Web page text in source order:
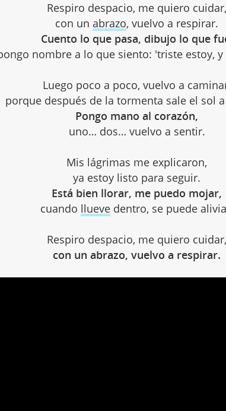
Respiro despacio, me quiero cuidar,
con un abrazo, vuelvo a respirar.
Cuento lo que pasa, dibujo lo que
nombre a lo que siento: 'triste estoy, y
Luego poco a poco, vuelvo a
porque después de la tormenta sale el sol
Pongo mano al corazón,
uno… dos… vuelvo a sentir.
Mis lágrimas me explicaron,
ya estoy listo para seguir.
Está bien llorar, me puedo mojar,
cuando lluevedentro, se puede
Respiro despacio, me quiero cuidar,
con un abrazo, vuelvo a respirar.